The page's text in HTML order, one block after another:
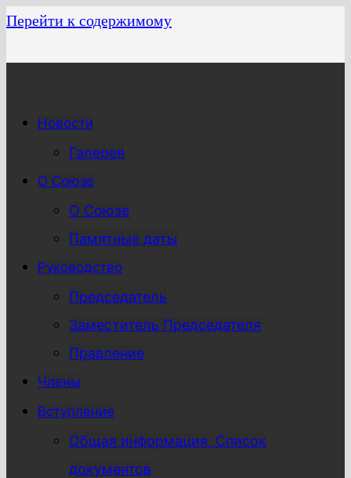
Перейти к содержимому
Новости
Галерея
О Союзе
О Союзе
Памятные даты
Руководство
Председатель
Заместитель Председателя
Правление
Члены
Вступление
Общая информация, Список
документов